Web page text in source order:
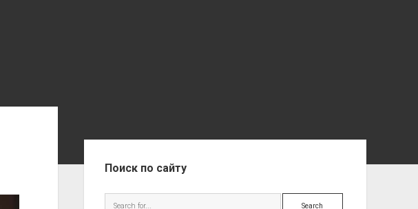
Поиск по сайту
Search